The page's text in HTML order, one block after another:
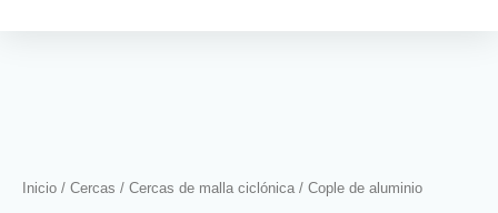
Inicio / Cercas / Cercas de malla ciclónica / Cople de aluminio